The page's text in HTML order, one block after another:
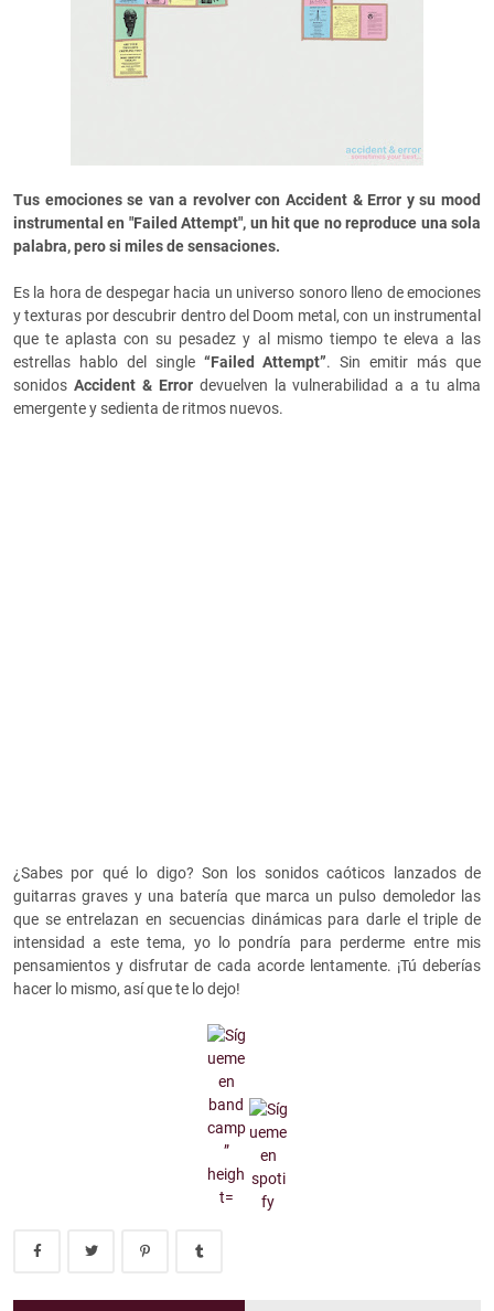
Tus emociones se van a revolver con Accident & Error y su mood
instrumental en "Failed Attempt", un hit que no reproduce una sola
palabra, pero si miles de sensaciones.
Es la hora de despegar hacia un universo sonoro lleno de emociones
y texturas por descubrir dentro del Doom metal, con un instrumental
que te aplasta con su pesadez y al mismo tiempo te eleva a las
estrellas hablo del single “Failed Attempt”. Sin emitir más que
sonidos Accident & Error devuelven la vulnerabilidad a a tu alma
emergente y sedienta de ritmos nuevos.
¿Sabes por qué lo digo? Son los sonidos caóticos lanzados de
guitarras graves y una batería que marca un pulso demoledor las
que se entrelazan en secuencias dinámicas para darle el triple de
intensidad a este tema, yo lo pondría para perderme entre mis
pensamientos y disfrutar de cada acorde lentamente. ¡Tú deberías
hacer lo mismo, así que te lo dejo!